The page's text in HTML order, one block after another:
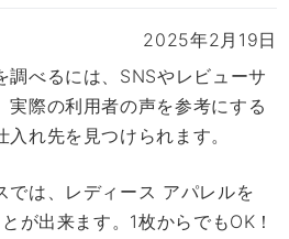
2025年2月19日
調べるには、SNSやレビューサ
実際の利用者の声を参考にする
れ先を見つけられます。
では、レディース アパレルを
が出来ます。1枚からでもOK！